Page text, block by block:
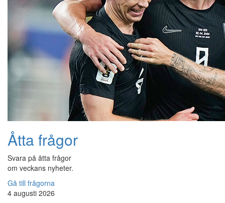
Åtta frågor
Svara på åtta frågor
om veckans nyheter.
Gå till frågorna
4 augusti 2026